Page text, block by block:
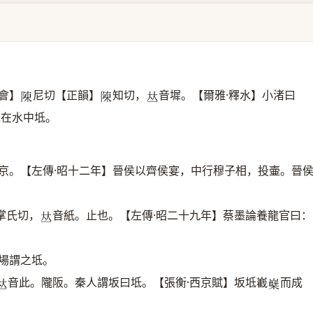
𨻰 尼切【正韻】 𨻰 知切， 𠀤音墀。【爾雅·釋水】小渚曰
水中坻。
。【左傳·昭十二年】晉侯以齊侯宴，中行穆子相，投壷。晉侯
切， 𠀤音紙。止也。【左傳·昭二十九年】蔡墨論養龍官曰：
謂之坻。
音此。隴阪。秦人謂坂曰坻。【張衡·西京賦】坂坻嶻𡾹 而成